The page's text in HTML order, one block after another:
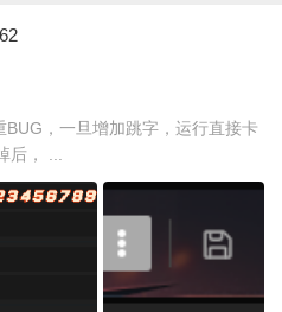
，一旦增加跳字，运行直接卡
， ...